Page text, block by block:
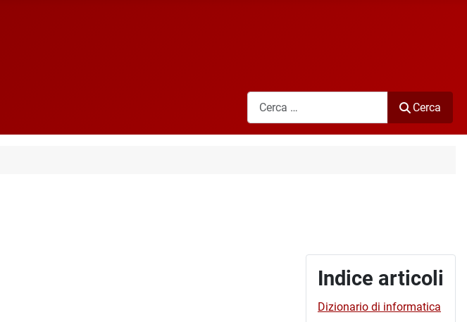
Cerca
Cerca
Indice articoli
Dizionario di informatica